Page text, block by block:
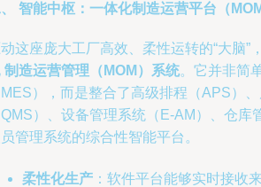
智能中枢：一体化制造运营平台（MOM
这座庞大工厂高效、柔性运转的“大脑”
制造运营管理（MOM）系统。它并非简
），而是整合了高级排程（APS）
）、设备管理系统（E-AM）、仓库
管理系统的综合性智能平台。
柔性化生产 ：软件平台能够实时接收